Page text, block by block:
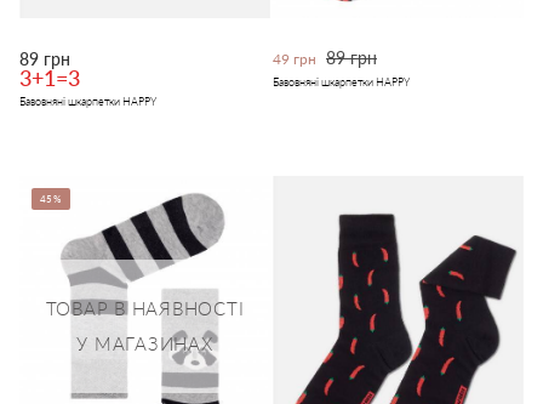
89 грн
3+1=3
Бавовняні шкарпетки HAPPY
49 грн 89 грн
Бавовняні шкарпетки HAPPY
ТОВАР В НАЯВНОСТІ
У МАГАЗИНАХ
45%